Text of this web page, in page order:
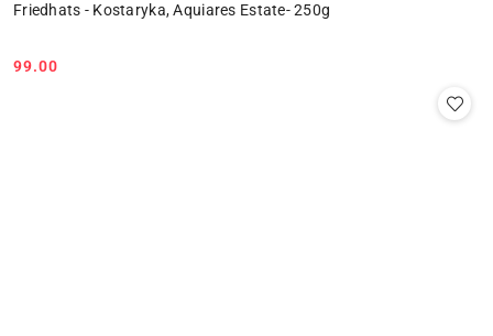
Friedhats - Kostaryka, Aquiares Estate- 250g
Cena:
99.00